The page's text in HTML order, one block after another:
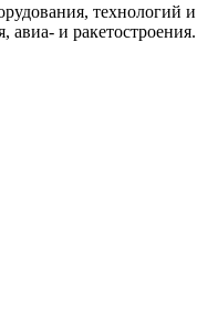
технологий
и